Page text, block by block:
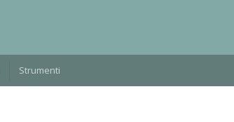
Strumenti